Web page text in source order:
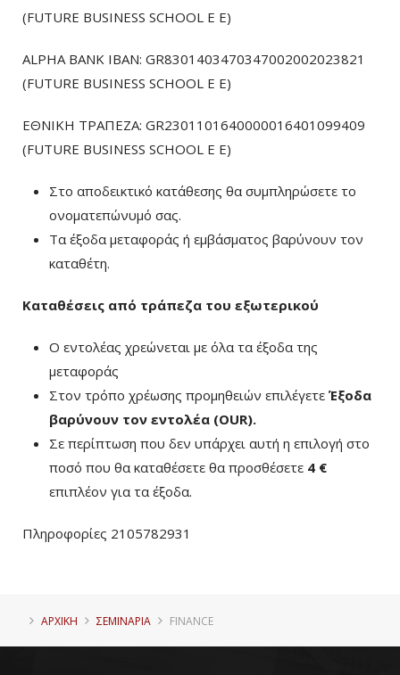
(FUTURE BUSINESS SCHOOL E E)
ALPHA BANK IBAN: GR8301403470347002002023821
(FUTURE BUSINESS SCHOOL E E)
ΕΘΝΙΚΗ ΤΡΑΠΕΖΑ: GR2301101640000016401099409
(FUTURE BUSINESS SCHOOL E E)
Στο αποδεικτικό κατάθεσης θα συμπληρώσετε το
ονοματεπώνυμό σας.
Τα έξοδα μεταφοράς ή εμβάσματος βαρύνουν τον
καταθέτη.
Καταθέσεις από τράπεζα του εξωτερικού
Ο εντολέας χρεώνεται με όλα τα έξοδα της
μεταφοράς
Στον τρόπο χρέωσης προμηθειών επιλέγετε Έξοδα
βαρύνουν τον εντολέα (ΟUR).
Σε περίπτωση που δεν υπάρχει αυτή η επιλογή στο
ποσό που θα καταθέσετε θα προσθέσετε 4 €
επιπλέον για τα έξοδα.
Πληροφορίες 2105782931
ΑΡΧΙΚΗ ΣΕΜΙΝΑΡΙΑ FINANCE